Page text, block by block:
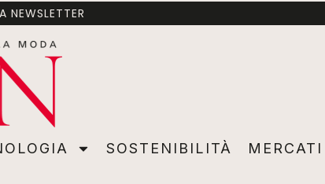
SOSTENIBILITÀ MERCATI SPECIALI VIDEO
NEWSLETTER
SOSTENIBILITÀ MERCATI